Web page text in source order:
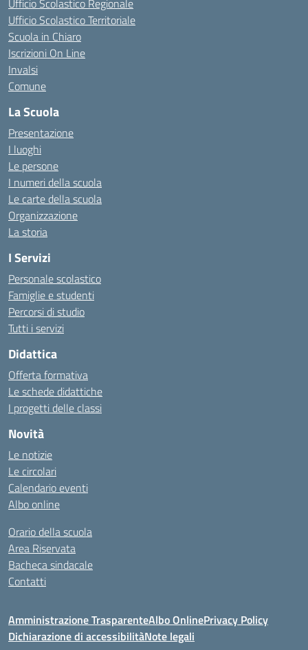
Ufficio Scolastico Regionale
Ufficio Scolastico Territoriale
Scuola in Chiaro
Iscrizioni On Line
Invalsi
Comune
La Scuola
Presentazione
I luoghi
Le persone
I numeri della scuola
Le carte della scuola
Organizzazione
La storia
I Servizi
Personale scolastico
Famiglie e studenti
Percorsi di studio
Tutti i servizi
Didattica
Offerta formativa
Le schede didattiche
I progetti delle classi
Novità
Le notizie
Le circolari
Calendario eventi
Albo online
Orario della scuola
Area Riservata
Bacheca sindacale
Contatti
Amministrazione TrasparenteAlbo OnlinePrivacy Policy
Dichiarazione di accessibilitàNote legali